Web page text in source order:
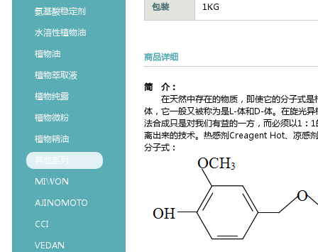
氨基酸稳定剂
水溶性植物油
植物油
植物萃取液
植物纯露
植物微粉
植物精油
其他系列
MIWON
AJINOMOTO
CCI
VEDAN
包装 1KG
商品详细
简介：
在天然中存在的物质，即使它的分子式是
体，它一般又被称为是L-体和D-体。在旋光
法合成只是对我们有益的一方，而必须以1：
离出来的技术。热感剂Creagent Hot、凉感
分子式：